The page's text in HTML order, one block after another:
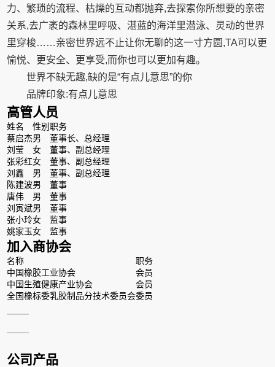
力、繁琐的流程、枯燥的互动都抛弃,去探索你所想要的亲密
关系,去广袤的森林里呼吸、湛蓝的海洋里潜泳、灵动的世界
里穿梭……亲密世界远不止让你无聊的这一寸方圆,TA可以更
愉悦、更安全、更享受,而你也可以更加有趣。
世界不缺无趣,缺的是“有点儿意思”的你
品牌印象:有点儿意思
高管人员
姓名 性别职务
蔡启杰男
董事长、总经理
刘莹
女
董事、副总经理
张彩红女
董事、副总经理
刘鑫
男
董事、副总经理
陈建波男
董事
唐伟
男
董事
刘寅斌男
董事
张小玲女
监事
姚家玉女 监事
加入商协会
名称
职务
中国橡胶工业协会
会员
中国生殖健康产业协会
会员
全国橡标委乳胶制品分技术委员会委员
公司产品